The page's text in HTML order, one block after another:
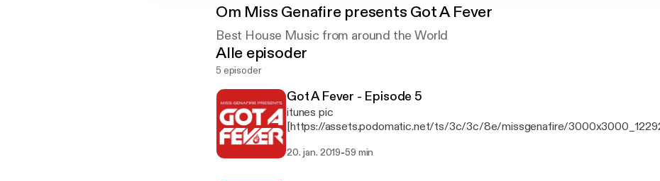
Om Miss Genafire presents Got A Fever
Best House Music from around the World
Alle episoder
5 episoder
Got A Fever - Episode 5
itunes pic
[https://assets.podomatic.net/ts/3c/3c/8e/missgenafire/
Clarke, Camel Phat, Mercer, Malaa, Galantis, Offiah, myself and more!
20. jan. 2019-59 min